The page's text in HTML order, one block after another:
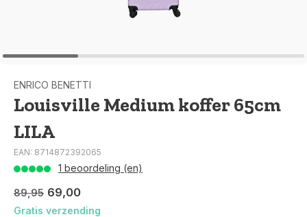
ENRICO BENETTI
Louisville Medium koffer 65cm
LILA
EAN: 8714872392065
1 beoordeling (en)
89,95 69,00
Gratis verzending